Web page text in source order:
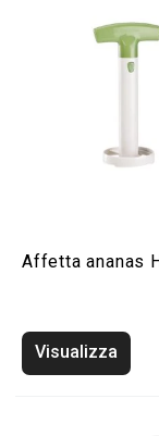
Affetta ananas
Visualizza